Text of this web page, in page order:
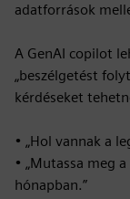
adatforrások
A GenAI copilot
„beszélgetést
kérdéseket
• „Hol vannak a
• „Mutassa meg
hónapban.”